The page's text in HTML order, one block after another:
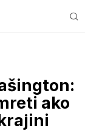
ako